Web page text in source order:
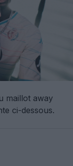
maillot away
ci-dessous.